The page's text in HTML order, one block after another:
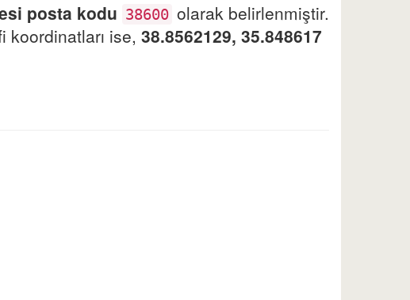
posta kodu 38600 olarak belirlenmiştir.
koordinatları ise, 38.8562129, 35.848617